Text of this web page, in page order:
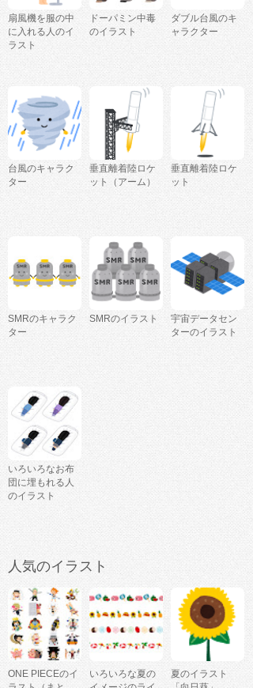
扇風機を服の中
に入れる人のイ
ラスト
ドーパミン中毒
のイラスト
ダブル台風のキ
ャラクター
台風のキャラク
ター
垂直離着陸ロケ
ット（アーム）
垂直離着陸ロケ
ット
SMRのキャラク
ター
SMRのイラスト
宇宙データセン
ターのイラスト
いろいろなお布
団に埋もれる人
のイラスト
人気のイラスト
ONE PIECEのイ
いろいろな夏の
夏のイラスト